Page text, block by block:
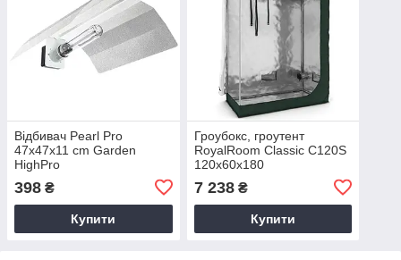
Відбивач Pearl Pro
47х47х11 cm Garden
HighPro
398 ₴
Купити
Гроубокс, гроутент
RoyalRoom Classic C120S
120x60x180
7 238₴
Купити